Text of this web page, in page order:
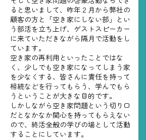
ると思いまして、昨年２月から弊社の
顧客の方と「空き家にしない部」とい
う部活を立ち上げ、ゲストスピーカー
に来ていただきながら隔月で活動をし
ています。
空き家の再利用といったことではな
く、少しでも空き家になってしまう家
を少なくする、皆さんに責任を持って
相続などを行ってもらう、学んでもら
うということが大きな目的です。
しかしながら空き家問題という切り口
だとなかなか関心を持ってもらえない
ので、終活全般の学びの場として活動
することにしています。